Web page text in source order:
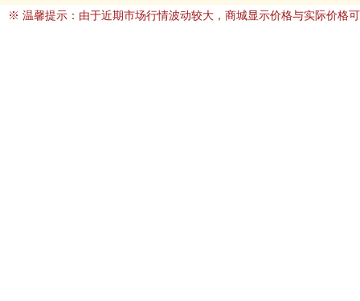
※ 温馨提示：由于近期市场行情波动较大，商城显示价格与实际价格